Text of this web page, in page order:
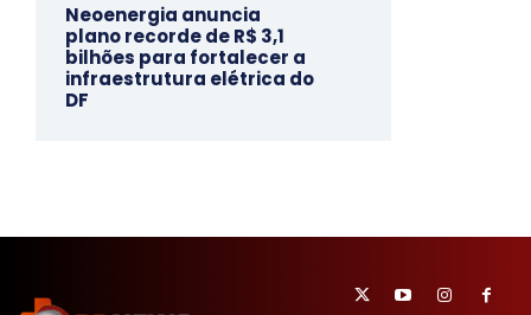
Neoenergia anuncia
plano recorde de R$ 3,1
bilhões para fortalecer a
infraestrutura elétrica do
DF